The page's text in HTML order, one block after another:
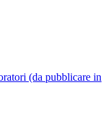
(da pubblicare in